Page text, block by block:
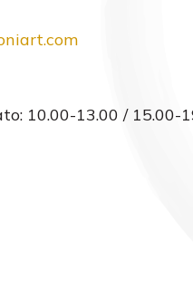
10.00-13.00 / 15.00-